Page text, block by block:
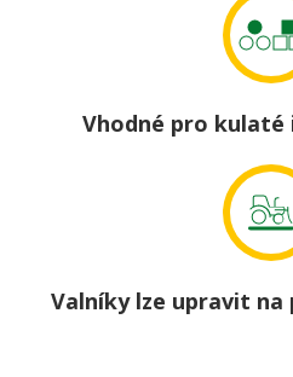
Vhodné pro
Valníky lze upravit